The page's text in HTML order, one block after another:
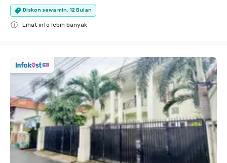
Diskon sewa min. 12 Bulan
Lihat info lebih banyak